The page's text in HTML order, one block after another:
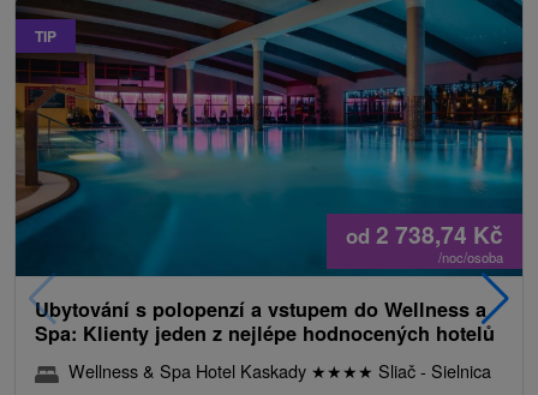
TIP
od 2 738,74 Kč
/noc/osoba
Ubytování s polopenzí a vstupem do Wellness a
Spa: Klienty jeden z nejlépe hodnocených hotelů
Wellness & Spa Hotel Kaskady ★★★★ Sliač - Sielnica